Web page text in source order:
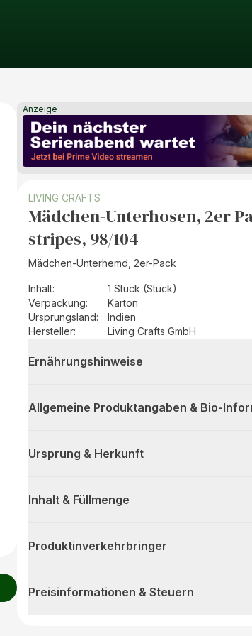
Anzeige
LIVING CRAFTS
Mädchen-Unterhosen, 2er
stripes, 98/104
Mädchen-Unterhemd, 2er-Pack
Inhalt:
1 Stück (Stück)
Verpackung:
Karton
Ursprungsland:
Indien
Hersteller: Living Crafts GmbH
Ernährungshinweise
Allgemeine Produktangaben & Bio-
Ursprung & Herkunft
Inhalt & Füllmenge
Produktinverkehrbringer
Preisinformationen & Steuern